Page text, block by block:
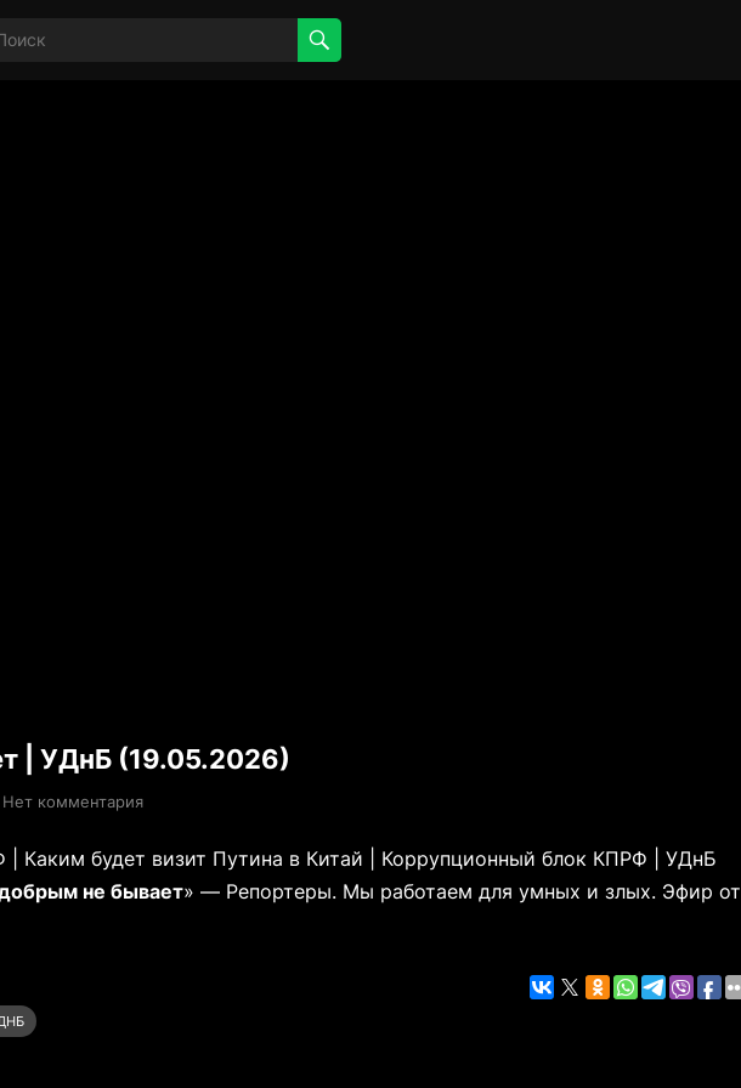
| УДнБ (19.05.2026)
Нет комментария
Каким будет визит Путина в Китай | Коррупционный блок КПРФ | УДнБ
не бывает» — Репортеры. Мы работаем для умных и злых. Эфир от